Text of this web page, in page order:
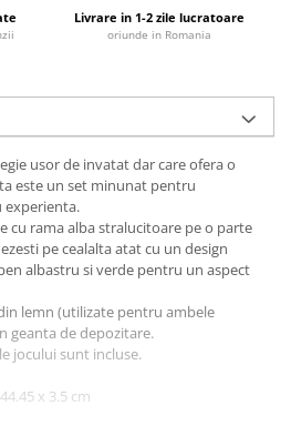
Livrare in 1-2 zile lucratoare
oriunde in Romania
usor de invatat dar care ofera o
este un set minunat pentru
experienta.
cu rama alba stralucitoare pe o parte
pe cealalta atat cu un design
albastru si verde pentru un aspect
lemn (utilizate pentru ambele
geanta de depozitare.
jocului sunt incluse.
x 3.5 cm